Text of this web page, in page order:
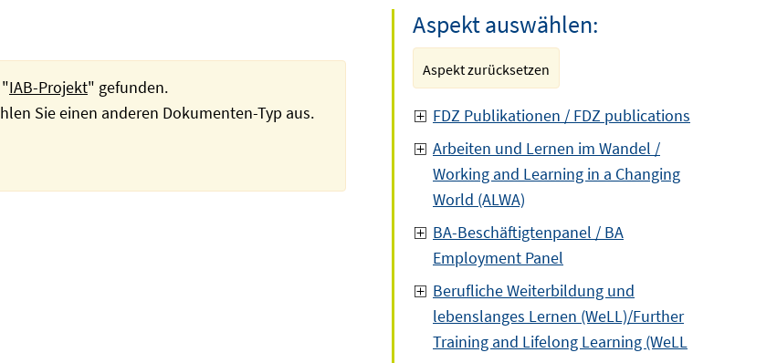
IAB-Projekt" gefunden.
Sie einen anderen Dokumenten-Typ aus.
Aspekt auswählen:
Aspekt zurücksetzen
FDZ Publikationen / FDZ publications
Arbeiten und Lernen im Wandel /
Working and Learning in a Changing
World (ALWA)
BA-Beschäftigtenpanel / BA
Employment Panel
Berufliche Weiterbildung und
lebenslanges Lernen (WeLL)/Further
Training and Lifelong Learning (WeLL